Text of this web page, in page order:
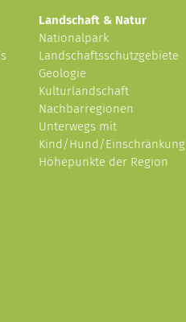
Landschaft & Natur
Nationalpark
Landschaftsschutzgebiete
Geologie
Kulturlandschaft
Nachbarregionen
Unterwegs mit
Kind/Hund/Einschränkung
Höhepunkte der Region